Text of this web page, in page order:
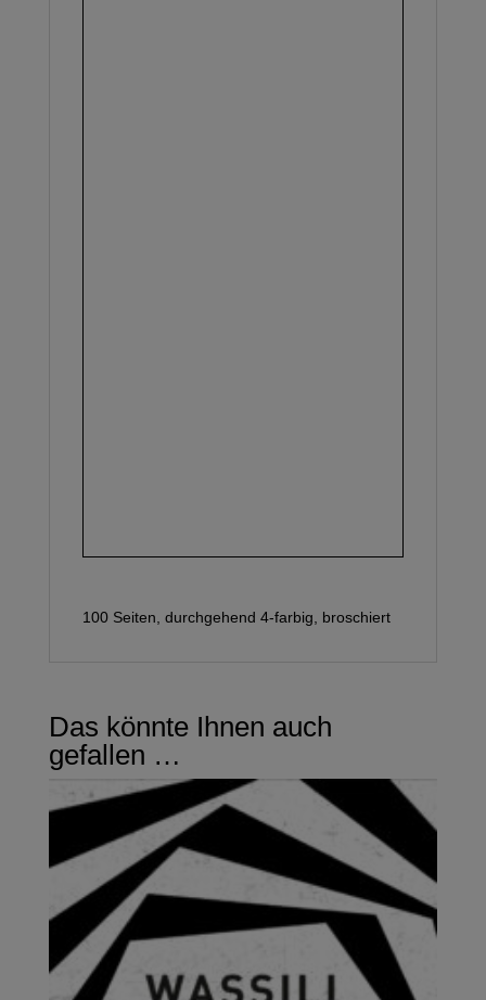
100 Seiten, durchgehend 4-farbig, broschiert
Das könnte Ihnen auch
gefallen …